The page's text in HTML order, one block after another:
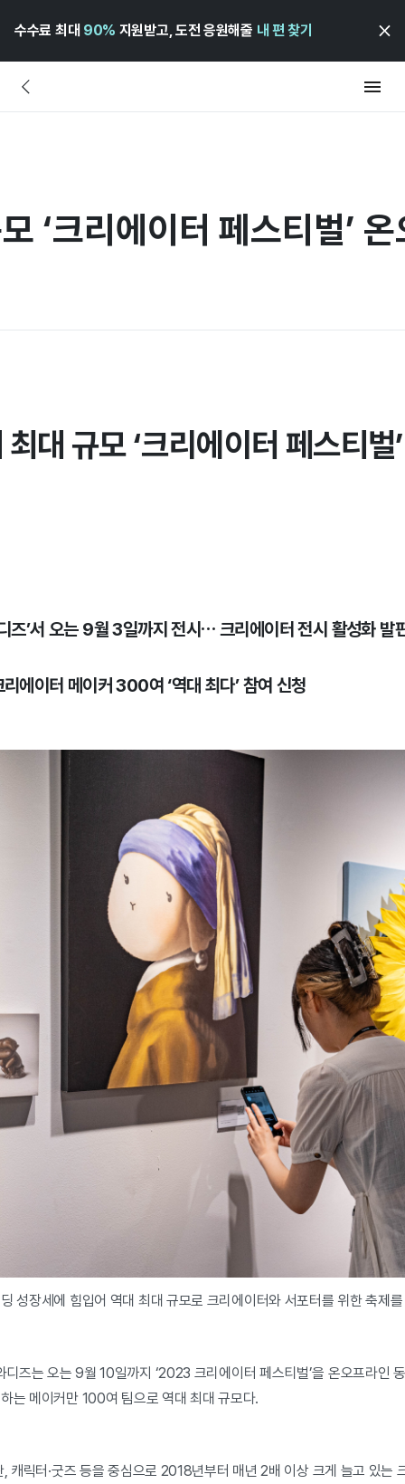
수수료 최대 90% 지원받고, 도전 응원해줄 내 편 찾기
‘크리에이터 페스티벌’
대 규모 ‘크리에이터 페스티벌
즈’서 오는 9월 3일까지 전시… 크리에이터 전시 활성화 발
에이터 메이커 300여 ‘역대 최다’ 참여 신청
성장세에 힘입어 역대 최대 규모로 크리에이터와 서포터를 위한 축제
디즈는 오는 9월 10일까지 ‘2023 크리에이터 페스티벌’을 온오프라인
는 메이커만 100여 팀으로 역대 최대 규모다.
캐릭터·굿즈 등을 중심으로 2018년부터 매년 2배 이상 크게 늘고 있는